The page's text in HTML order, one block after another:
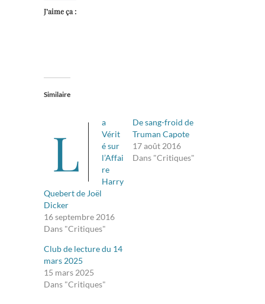
J’aime ça :
Similaire
L
a
Vérit
é sur
l’Affai
re
Harry
Quebert de Joël
Dicker
16 septembre 2016
Dans "Critiques"
De sang-froid de
Truman Capote
17 août 2016
Dans "Critiques"
Club de lecture du 14
mars 2025
15 mars 2025
Dans "Critiques"